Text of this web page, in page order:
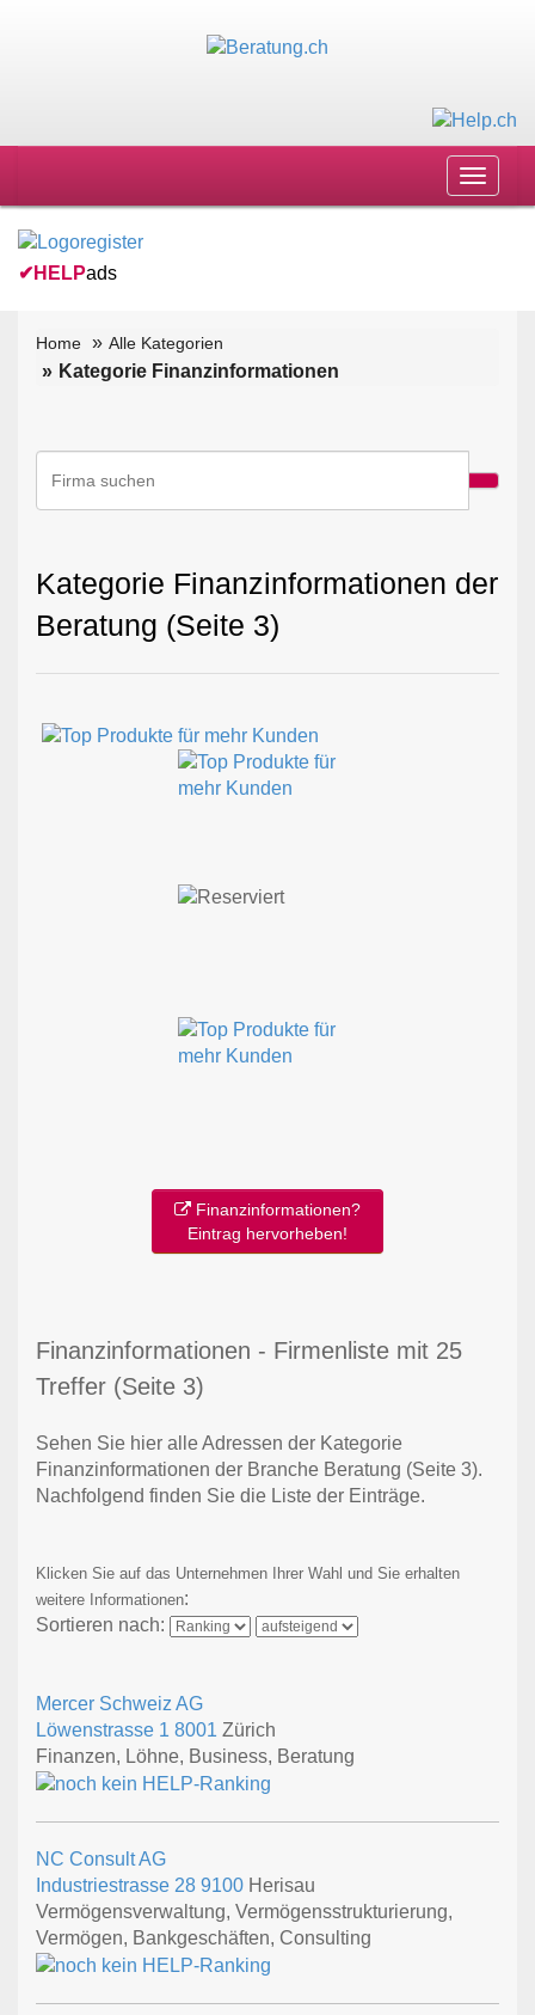
Toggle
✔ HELPads
Home Alle Kategorien
Kategorie Finanzinformationen
Kategorie Finanzinformationen der
Beratung (Seite 3)
Finanzinformationen?
Eintrag hervorheben!
Finanzinformationen - Firmenliste mit 25
Treffer (Seite 3)
Sehen Sie hier alle Adressen der Kategorie
Finanzinformationen der Branche Beratung (Seite 3).
Nachfolgend finden Sie die Liste der Einträge.
Klicken Sie auf das Unternehmen Ihrer Wahl und Sie erhalten
weitere Informationen:
Sortieren nach:
Mercer Schweiz AG
Löwenstrasse 1 8001 Zürich
Finanzen, Löhne, Business, Beratung
NC Consult AG
Industriestrasse 28 9100 Herisau
Vermögensverwaltung, Vermögensstrukturierung,
Vermögen, Bankgeschäften, Consulting